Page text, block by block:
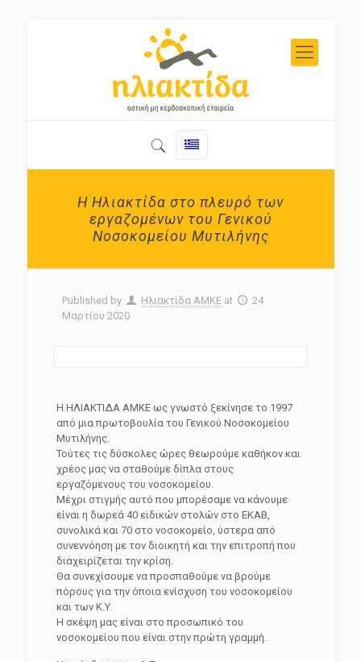
Η Ηλιακτίδα στο πλευρό των
εργαζομένων του Γενικού
Νοσοκομείου Μυτιλήνης
Published by Ηλιακτίδα ΑΜΚΕ at
24
Μαρτίου 2020
Η ΗΛΙΑΚΤΙΔΑ ΑΜΚΕ ως γνωστό ξεκίνησε το 1997
από μια πρωτοβουλία του Γενικού Νοσοκομείου
Μυτιλήνης.
Τούτες τις δύσκολες ώρες θεωρούμε καθήκον και
χρέος μας να σταθούμε δίπλα στους
εργαζόμενους του νοσοκομείου.
Μέχρι στιγμής αυτό που μπορέσαμε να κάνουμε
είναι η δωρεά 40 ειδικών στολών στο ΕΚΑΒ,
συνολικά και 70 στο νοσοκομείο, ύστερα από
συνεννόηση με τον διοικητή και την επιτροπή που
διαχειρίζεται την κρίση.
Θα συνεχίσουμε να προσπαθούμε να βρούμε
πόρους για την όποια ενίσχυση του νοσοκομείου
και των Κ.Υ.
Η σκέψη μας είναι στο προσωπικό του
νοσοκομείου που είναι στην πρώτη γραμμή.